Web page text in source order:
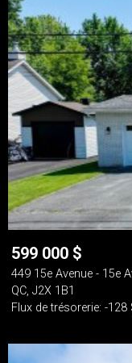
599 000 $
449 15e Avenue - 15e
QC, J2X 1B1
Flux de trésorerie: -